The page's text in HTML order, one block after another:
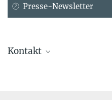
Presse-Newsletter
Kontakt